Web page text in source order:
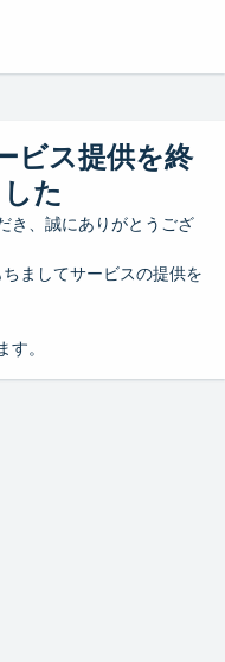
ビス提供を終
た
き、誠にありがとうござ
ましてサービスの提供を
。